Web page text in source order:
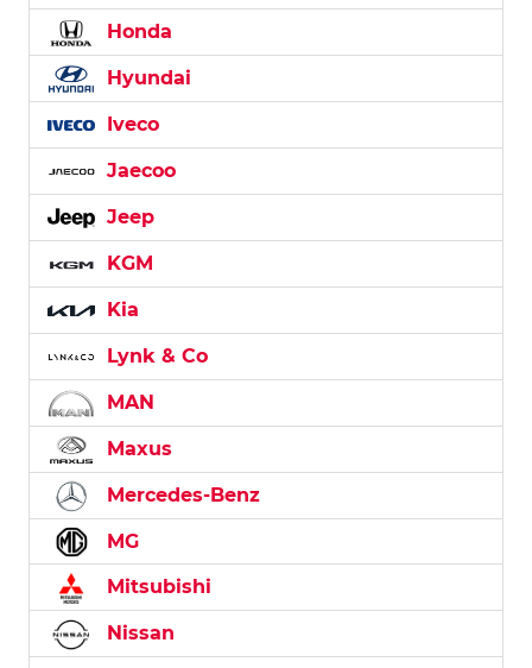
Honda
Hyundai
Iveco
Jaecoo
Jeep
KGM
Kia
Lynk & Co
MAN
Maxus
Mercedes-Benz
MG
Mitsubishi
Nissan